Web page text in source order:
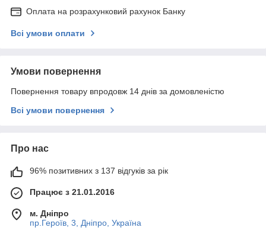
Оплата на розрахунковий рахунок Банку
Всі умови оплати
Умови повернення
Повернення товару впродовж 14 днів за домовленістю
Всі умови повернення
Про нас
96% позитивних з 137 відгуків за рік
Працює з 21.01.2016
м. Дніпро
пр.Героїв, 3, Дніпро, Україна